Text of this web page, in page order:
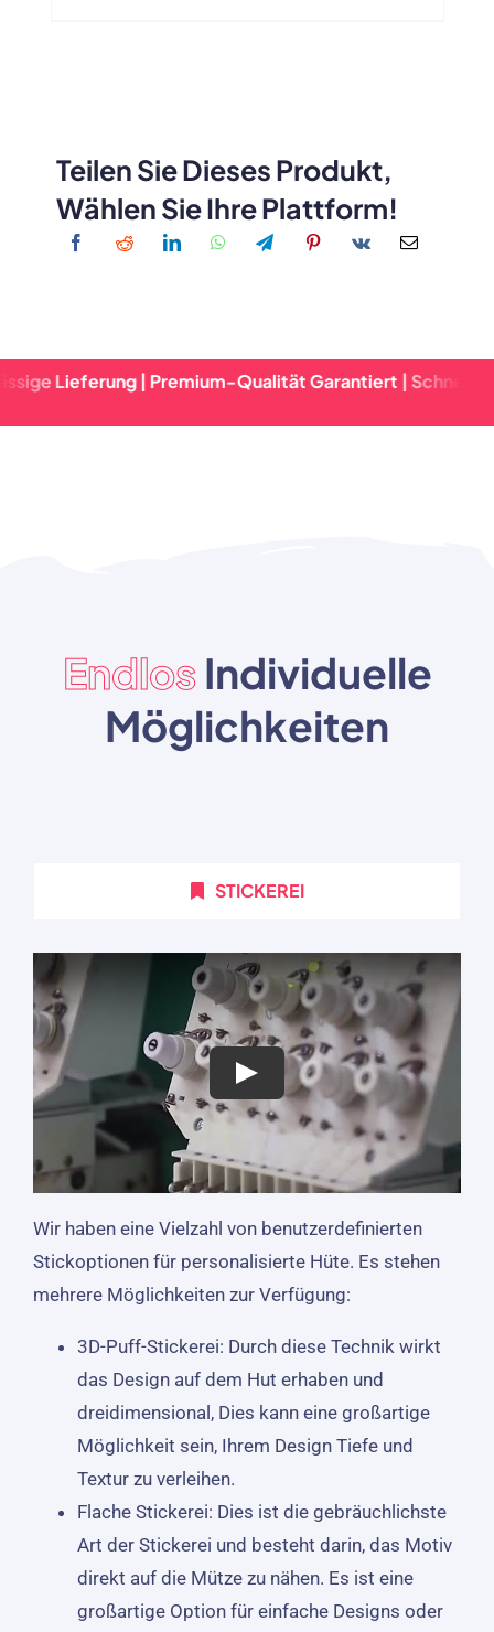
Teilen Sie Dieses Produkt,
Wählen Sie Ihre Plattform!
| Premium-Qualität Garantiert | Schnelle
EndlosIndividuelle
Möglichkeiten
STICKEREI
Wir haben eine Vielzahl von benutzerdefinierten
Stickoptionen für personalisierte Hüte. Es stehen
mehrere Möglichkeiten zur Verfügung:
3D-Puff-Stickerei: Durch diese Technik wirkt
das Design auf dem Hut erhaben und
dreidimensional, Dies kann eine großartige
Möglichkeit sein, Ihrem Design Tiefe und
Textur zu verleihen.
Flache Stickerei: Dies ist die gebräuchlichste
Art der Stickerei und besteht darin, das Motiv
direkt auf die Mütze zu nähen. Es ist eine
großartige Option für einfache Designs oder